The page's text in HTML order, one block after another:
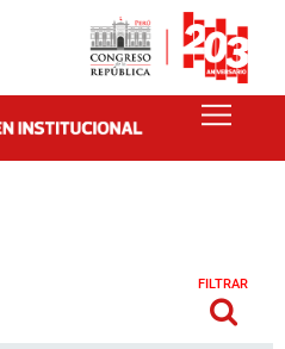
FILTRAR